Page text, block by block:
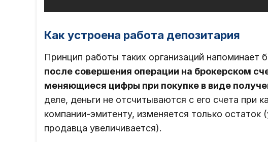
Как устроена работа депозитария
Принцип работы таких организаций напоминает
после совершения операции на брокерском
меняющиеся цифры при покупке в виде
деле, деньги не отсчитываются с его счета при
компании-эмитенту, изменяется только остаток
продавца увеличивается).